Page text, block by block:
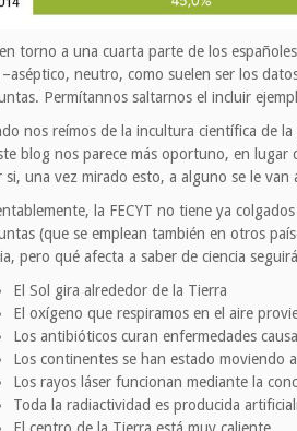
torno a una cuarta parte de los
neutro, como suelen ser los
Permítannos saltarnos el incluir
nos reímos de la incultura científica de
blog nos parece más oportuno, en
si, una vez mirado esto, a alguno se le van
la FECYT no tiene ya
(que se emplean también en otros
pero qué afecta a saber de ciencia
El Sol gira alrededor de la Tierra
El oxígeno que respiramos en el aire
Los antibióticos curan enfermedades
Los continentes se han estado moviendo
Los rayos láser funcionan mediante la
Toda la radiactividad es producida
El centro de la Tierra está muy caliente